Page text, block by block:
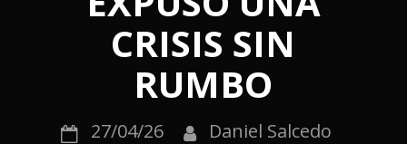
CRISIS SIN
RUMBO
27/04/26 Daniel Salcedo